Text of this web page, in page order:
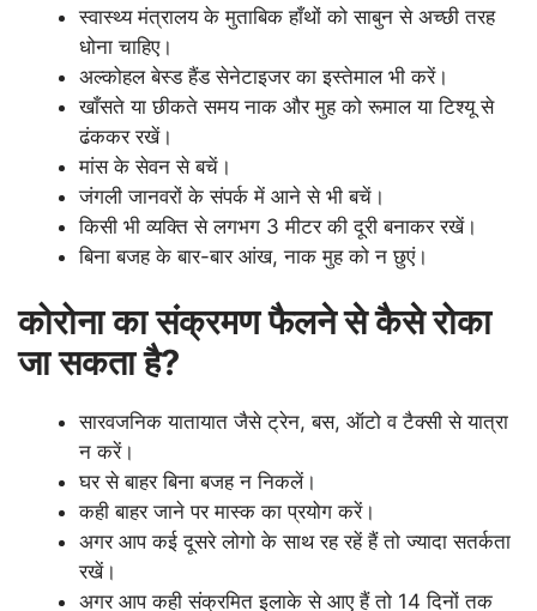
स्वास्थ्य मंत्रालय के मुताबिक हाँथों को साबुन से अच्छी तरह
धोना चाहिए।
अल्कोहल बेस्ड हैंड सेनेटाइजर का इस्तेमाल भी करें।
खाँसते या छीकते समय नाक और मुह को रूमाल या टिश्यू से
ढंककर रखें।
मांस के सेवन से बचें।
जंगली जानवरों के संपर्क में आने से भी बचें।
किसी भी व्यक्ति से लगभग 3 मीटर की दूरी बनाकर रखें।
बिना बजह के बार-बार आंख, नाक मुह को न छुएं।
कोरोना का संक्रमण फैलने से कैसे रोका
जा सकता है?
सारवजनिक यातायात जैसे ट्रेन, बस, ऑटो व टैक्सी से यात्रा
न करें।
घर से बाहर बिना बजह न निकलें।
कही बाहर जाने पर मास्क का प्रयोग करें।
अगर आप कई दूसरे लोगो के साथ रह रहें हैं तो ज्यादा सतर्कता
रखें।
अगर आप कही संक्रमित इलाके से आए हैं तो 14 दिनों तक